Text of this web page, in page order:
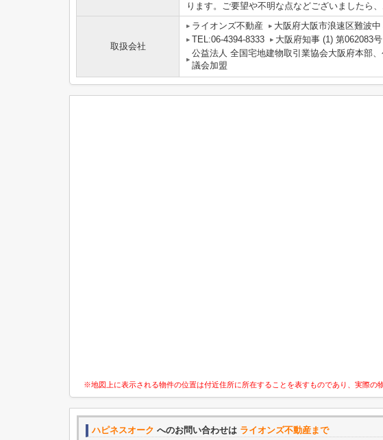
ります。ご要望や不明な点などございましたら
取扱会社
ライオンズ不動産
大阪府大阪市浪速区難波
TEL:06-4394-8333
大阪府知事 (1) 第062083号
公益法人 全国宅地建物取引業協会大阪府本部
議会加盟
※地図上に表示される物件の位置は付近住所に所在することを表すものであり、実際の
ハピネスオーク へのお問い合わせは ライオンズ不動産まで